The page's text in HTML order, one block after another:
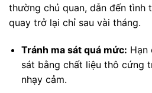
thường chủ quan, dẫn đến tình
quay trở lại chỉ sau vài tháng.
Tránh ma sát quá mức: Hạn
sát bằng chất liệu thô cứng
nhạy cảm.